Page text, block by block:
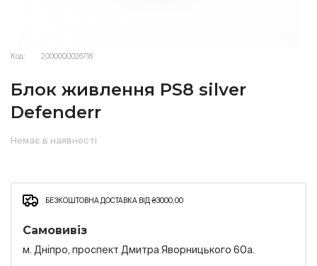
Код: 2000000026718
Блок живлення PS8 silver
Defenderr
Немає в наявності
БЕЗКОШТОВНА ДОСТАВКА ВІД ₴3000,00
Самовивіз
м. Дніпро, проспект Дмитра Яворницького 60а.